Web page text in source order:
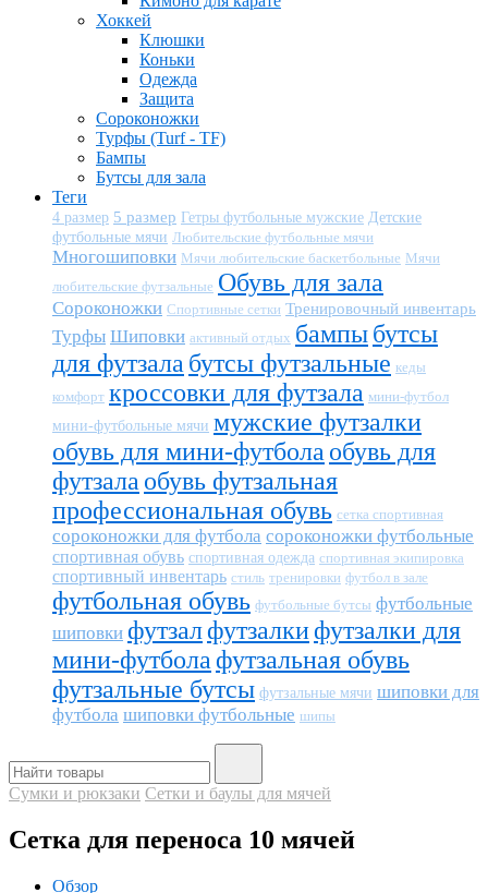
Хоккей
Клюшки
Коньки
Одежда
Защита
Сороконожки
Турфы (Turf - TF)
Бампы
Бутсы для зала
Теги
4 размер 5 размер Гетры футбольные мужские Детские
футбольные мячи Любительские футбольные мячи
Многошиповки Мячи любительские баскетбольные Мячи
любительские футзальные Обувь для зала
Сороконожки Спортивные сетки Тренировочный инвентарь
Турфы Шиповки активный отдых бампыбутсы
для футзала бутсы футзальные кеды
комфорт кроссовки для футзала мини-футбол
мини-футбольные мячи мужские футзалки
обувь для мини-футбола обувь для
футзала обувь футзальная
профессиональная обувь сетка спортивная
сороконожки для футбола сороконожки футбольные
спортивная обувь спортивная одежда спортивная экипировка
спортивный инвентарь стиль тренировки футбол в зале
футбольная обувь футбольные бутсы футбольные
шиповки футзалфутзалкифутзалки для
мини-футбола футзальная обувь
футзальные бутсы футзальные мячи шиповки для
футбола шиповки футбольные шипы
Сумки и рюкзаки Сетки и баулы для мячей
Сетка для переноса 10 мячей
Обзор